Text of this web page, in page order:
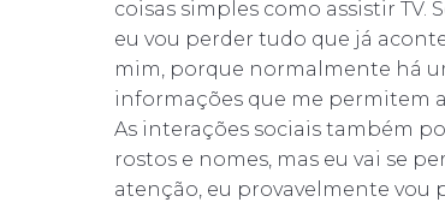
coisas simples como assistir
eu vou perder tudo que já
mim, porque normalmente há
informações que me permitem
As interações sociais também
rostos e nomes, mas eu vai se
atenção, eu provavelmente vou